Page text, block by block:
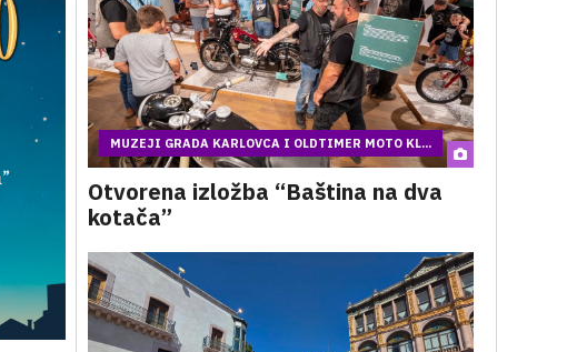
MUZEJI GRADA KARLOVCA I OLDTIMER MOTO KL...
Otvorena izložba “Baština na dva
kotača”